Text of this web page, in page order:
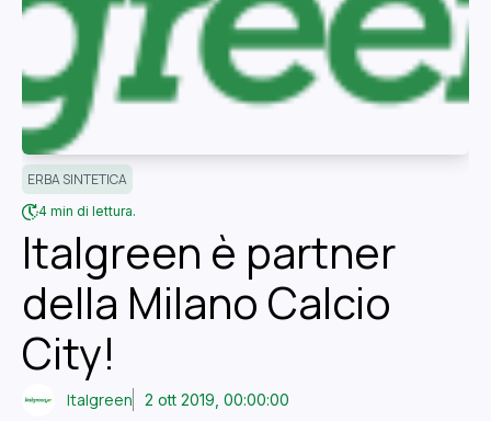
ERBA SINTETICA
4 min di lettura.
Italgreen è partner
della Milano Calcio
City!
Italgreen 2 ott 2019, 00:00:00